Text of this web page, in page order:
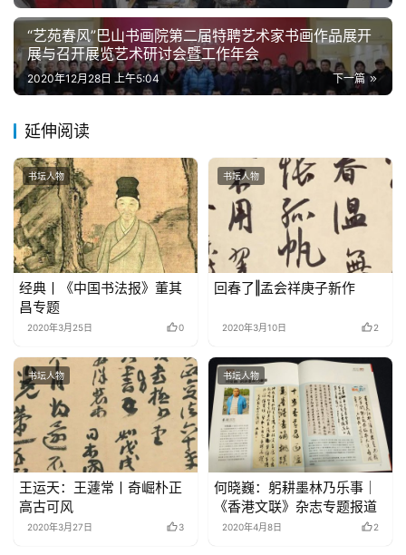
“艺苑春风”巴山书画院第二届特聘艺术家书画作品展开
展与召开展览艺术研讨会暨工作年会
下一篇
2020年12月28日 上午5:04
延伸阅读
书坛人物
经典丨《中国书法报》董其
昌专题
2020年3月25日 0
书坛人物
回春了‖孟会祥庚子新作
2020年3月10日 2
书坛人物
王运天：王蘧常丨奇崛朴正
高古可风
2020年3月27日 3
书坛人物
何晓巍：躬耕墨林乃乐事｜
《香港文联》杂志专题报道
2020年4月8日 2